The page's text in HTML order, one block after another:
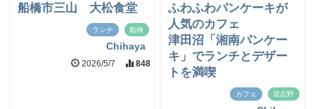
船橋市三山 大松食堂
ランチ 船橋
Chihaya
2026/5/7 848
ふわふわパンケーキが
人気のカフェ
津田沼「湘南パンケー
キ」でランチとデザー
トを満喫
カフェ 習志野